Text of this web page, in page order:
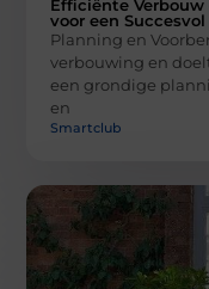
Efficiënte Verbouw
voor een
Planning en
verbouwing en
een grondige
en
Smartclub